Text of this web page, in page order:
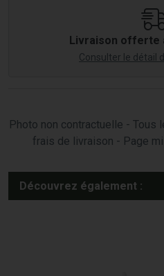
Livraison offerte
Consulter le détail
Photo non contractuelle - Tous
frais de livraison - Page
Découvrez également :